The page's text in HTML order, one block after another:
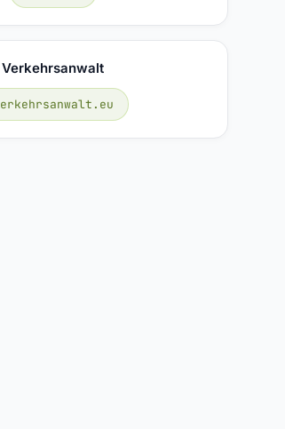
Verkehrsanwalt